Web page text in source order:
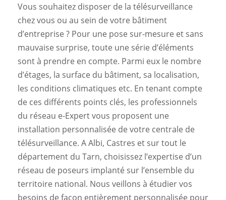
Vous souhaitez disposer de la télésurveillance
chez vous ou au sein de votre bâtiment
d’entreprise ? Pour une pose sur-mesure et sans
mauvaise surprise, toute une série d’éléments
sont à prendre en compte. Parmi eux le nombre
d’étages, la surface du bâtiment, sa localisation,
les conditions climatiques etc. En tenant compte
de ces différents points clés, les professionnels
du réseau e-Expert vous proposent une
installation personnalisée de votre centrale de
télésurveillance. A Albi, Castres et sur tout le
département du Tarn, choisissez l’expertise d’un
réseau de poseurs implanté sur l’ensemble du
territoire national. Nous veillons à étudier vos
besoins de façon entièrement personnalisée pour